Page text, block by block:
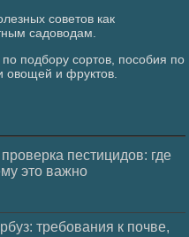
советов как
садоводам.
подбору сортов, пособия по
и фруктов.
пестицидов: где
это важно
требования к почве,